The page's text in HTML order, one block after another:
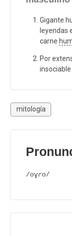
Gigante
leyendas
carne
Por
mitología
/oɣɾo/